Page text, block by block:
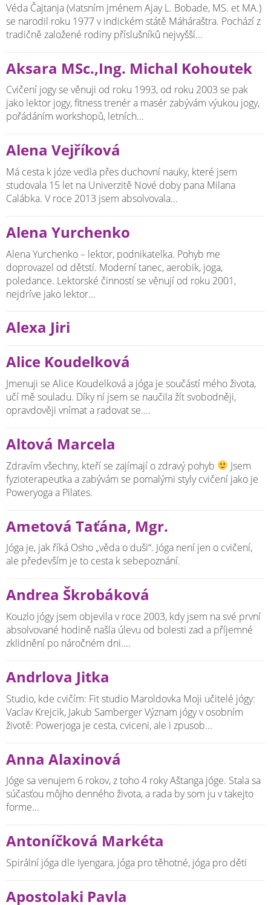
Véda Čajtanja (vlatsním jménem Ajay L. Bobade, MS. et MA.)
se narodil roku 1977 v indickém státě Máháraštra. Pochází z
tradičně založené rodiny příslušníků nejvyšší...
Aksara MSc.,Ing. Michal Kohoutek
Cvičení jogy se věnuji od roku 1993, od roku 2003 se pak
jako lektor jogy, fitness trenér a masér zabývám výukou jogy,
pořádáním workshopů, letních...
Alena Vejříková
Má cesta k józe vedla přes duchovní nauky, které jsem
studovala 15 let na Univerzitě Nové doby pana Milana
Calábka. V roce 2013 jsem absolvovala...
Alena Yurchenko
Alena Yurchenko – lektor, podnikatelka. Pohyb me
doprovazel od dětstí. Moderní tanec, aerobik, joga,
poledance. Lektorské činností se věnují od roku 2001,
nejdríve jako lektor...
Alexa Jiri
Alice Koudelková
Jmenuji se Alice Koudelková a jóga je součástí mého života,
učí mě souladu. Díky ní jsem se naučila žít svobodněji,
opravdověji vnímat a radovat se....
Altová Marcela
Zdravím všechny, kteří se zajímají o zdravý pohyb
Jsem
fyzioterapeutka a zabývám se pomalými styly cvičení jako je
Poweryoga a Pilates.
Ametová Taťána, Mgr.
Jóga je, jak říká Osho „věda o duši“. Jóga není jen o cvičení,
ale především je to cesta k sebepoznání.
Andrea Škrobáková
Kouzlo jógy jsem objevila v roce 2003, kdy jsem na své první
absolvované hodině našla úlevu od bolesti zad a příjemné
zklidnění po náročném dni....
Andrlova Jitka
Studio, kde cvičím: Fit studio Maroldovka Moji učitelé jógy:
Vaclav Krejcik, Jakub Samberger Význam jógy v osobním
životě: Powerjoga je cesta, cviceni, ale i zpusob...
Anna Alaxinová
Jóge sa venujem 6 rokov, z toho 4 roky Aštanga jóge. Stala sa
súčasťou môjho denného života, a rada by som ju v takejto
forme...
Antoníčková Markéta
Spirální jóga dle Iyengara, jóga pro těhotné, jóga pro děti
Apostolaki Pavla